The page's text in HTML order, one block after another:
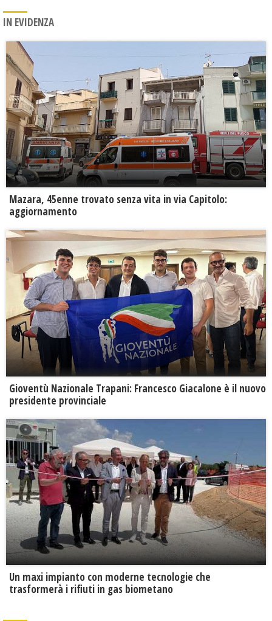
IN EVIDENZA
Mazara, 45enne trovato senza vita in via Capitolo:
aggiornamento
Gioventù Nazionale Trapani: Francesco Giacalone è il nuovo
presidente provinciale
Un maxi impianto con moderne tecnologie che
trasformerà i rifiuti in gas biometano